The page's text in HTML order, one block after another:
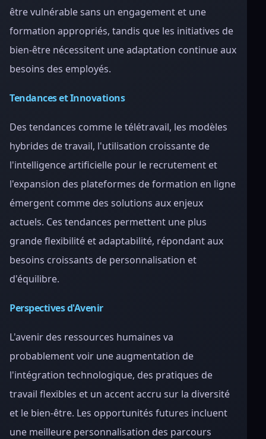
être vulnérable sans un engagement et une
formation appropriés, tandis que les initiatives de
bien-être nécessitent une adaptation continue aux
besoins des employés.
Tendances et Innovations
Des tendances comme le télétravail, les modèles
hybrides de travail, l'utilisation croissante de
l'intelligence artificielle pour le recrutement et
l'expansion des plateformes de formation en ligne
émergent comme des solutions aux enjeux
actuels. Ces tendances permettent une plus
grande flexibilité et adaptabilité, répondant aux
besoins croissants de personnalisation et
d'équilibre.
Perspectives d'Avenir
L'avenir des ressources humaines va
probablement voir une augmentation de
l'intégration technologique, des pratiques de
travail flexibles et un accent accru sur la diversité
et le bien-être. Les opportunités futures incluent
une meilleure personnalisation des parcours